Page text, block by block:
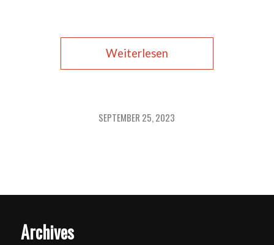
Weiterlesen
SEPTEMBER 25, 2023
Archives